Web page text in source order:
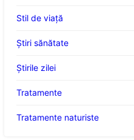
Stil de viaţă
Ştiri sănătate
Știrile zilei
Tratamente
Tratamente naturiste